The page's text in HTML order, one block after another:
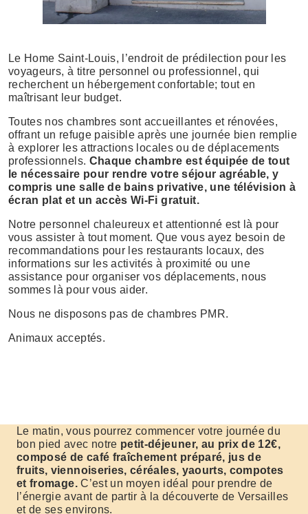
Le Home Saint-Louis, l’endroit de prédilection pour les
voyageurs, à titre personnel ou professionnel, qui
recherchent un hébergement confortable; tout en
maîtrisant leur budget.
Toutes nos chambres sont accueillantes et rénovées,
offrant un refuge paisible après une journée bien remplie
à explorer les attractions locales ou de déplacements
professionnels. Chaque chambre est équipée de tout
le nécessaire pour rendre votre séjour agréable, y
compris une salle de bains privative, une télévision à
écran plat et un accès Wi-Fi gratuit.
Notre personnel chaleureux et attentionné est là pour
vous assister à tout moment. Que vous ayez besoin de
recommandations pour les restaurants locaux, des
informations sur les activités à proximité ou une
assistance pour organiser vos déplacements, nous
sommes là pour vous aider.
Nous ne disposons pas de chambres PMR.
Animaux acceptés.
Le matin, vous pourrez commencer votre journée du
bon pied avec notre petit-déjeuner, au prix de 12€,
composé de café fraîchement préparé, jus de
fruits, viennoiseries, céréales, yaourts, compotes
et fromage.C’est un moyen idéal pour prendre de
l’énergie avant de partir à la découverte de Versailles
et de ses environs.